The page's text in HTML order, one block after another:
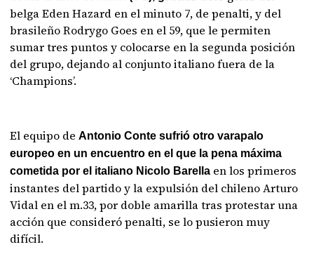
belga Eden Hazard en el minuto 7, de penalti, y del
brasileño Rodrygo Goes en el 59, que le permiten
sumar tres puntos y colocarse en la segunda posición
del grupo, dejando al conjunto italiano fuera de la
‘Champions’.
El equipo deAntonio Conte sufrió otro varapalo
europeo en un encuentro en el que la pena máxima
cometida por el italiano Nicolo Barella en los primeros
instantes del partido y la expulsión del chileno Arturo
Vidal en el m.33, por doble amarilla tras protestar una
acción que consideró penalti, se lo pusieron muy
difícil.